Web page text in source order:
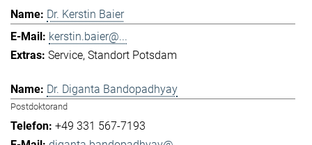
Dr. Kerstin Baier
kerstin.baier@...
Service Standort Potsdam
Dr. Diganta Bandopadhyay
Postdoktorand
+49 331 567-7193